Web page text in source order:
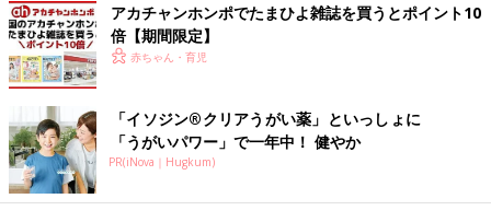
アカチャンホンポでたまひよ雑誌を買うとポイント10
倍【期間限定】
赤ちゃん・育児
「イソジン®クリアうがい薬」といっしょに
「うがいパワー」で一年中！ 健やか
PR(iNova｜Hugkum)